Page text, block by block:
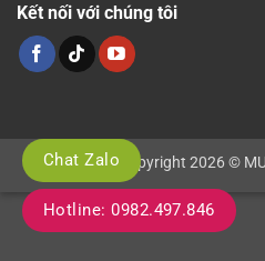
Chat Zalo
Hotline: 0982.497.846
Kết nối với chúng tôi
Copyright 2026 ©